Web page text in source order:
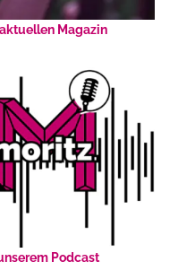
Magazin
Podcast